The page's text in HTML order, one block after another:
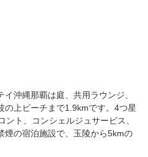
沖縄那覇は庭、共用ラウンジ、
の上ビーチまで1.9kmです。4つ星
ト、コンシェルジュサービス、
煙の宿泊施設で、玉陵から5kmの